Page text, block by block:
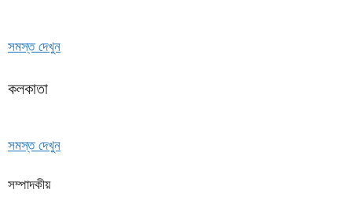
সমস্ত দেখুন
কলকাতা
সমস্ত দেখুন
সম্পাদকীয়